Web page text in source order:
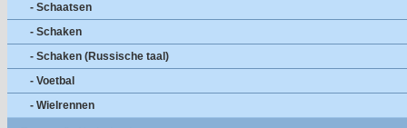
- Schaatsen
- Schaken
- Schaken (Russische taal)
- Voetbal
- Wielrennen